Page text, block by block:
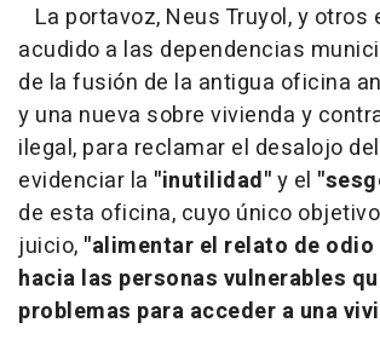
La portavoz, Neus Truyol, y otros
acudido a las dependencias
de la fusión de la antigua oficina
y una nueva sobre vivienda y
ilegal, para reclamar el desalojo
evidenciar la "inutilidad"y el
de esta oficina, cuyo único
juicio, "alimentar el relato de odio
hacia las personas vulnerables
problemas para acceder a una